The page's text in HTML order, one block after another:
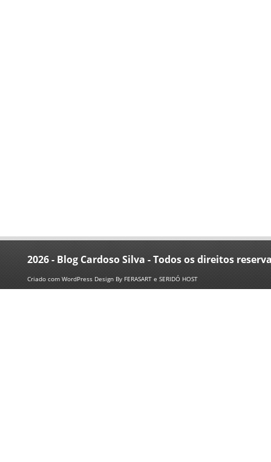
2026 - Blog Cardoso Silva - Todos os direitos
Criado com WordPress Design By FERASART e SERIDÓ HOST